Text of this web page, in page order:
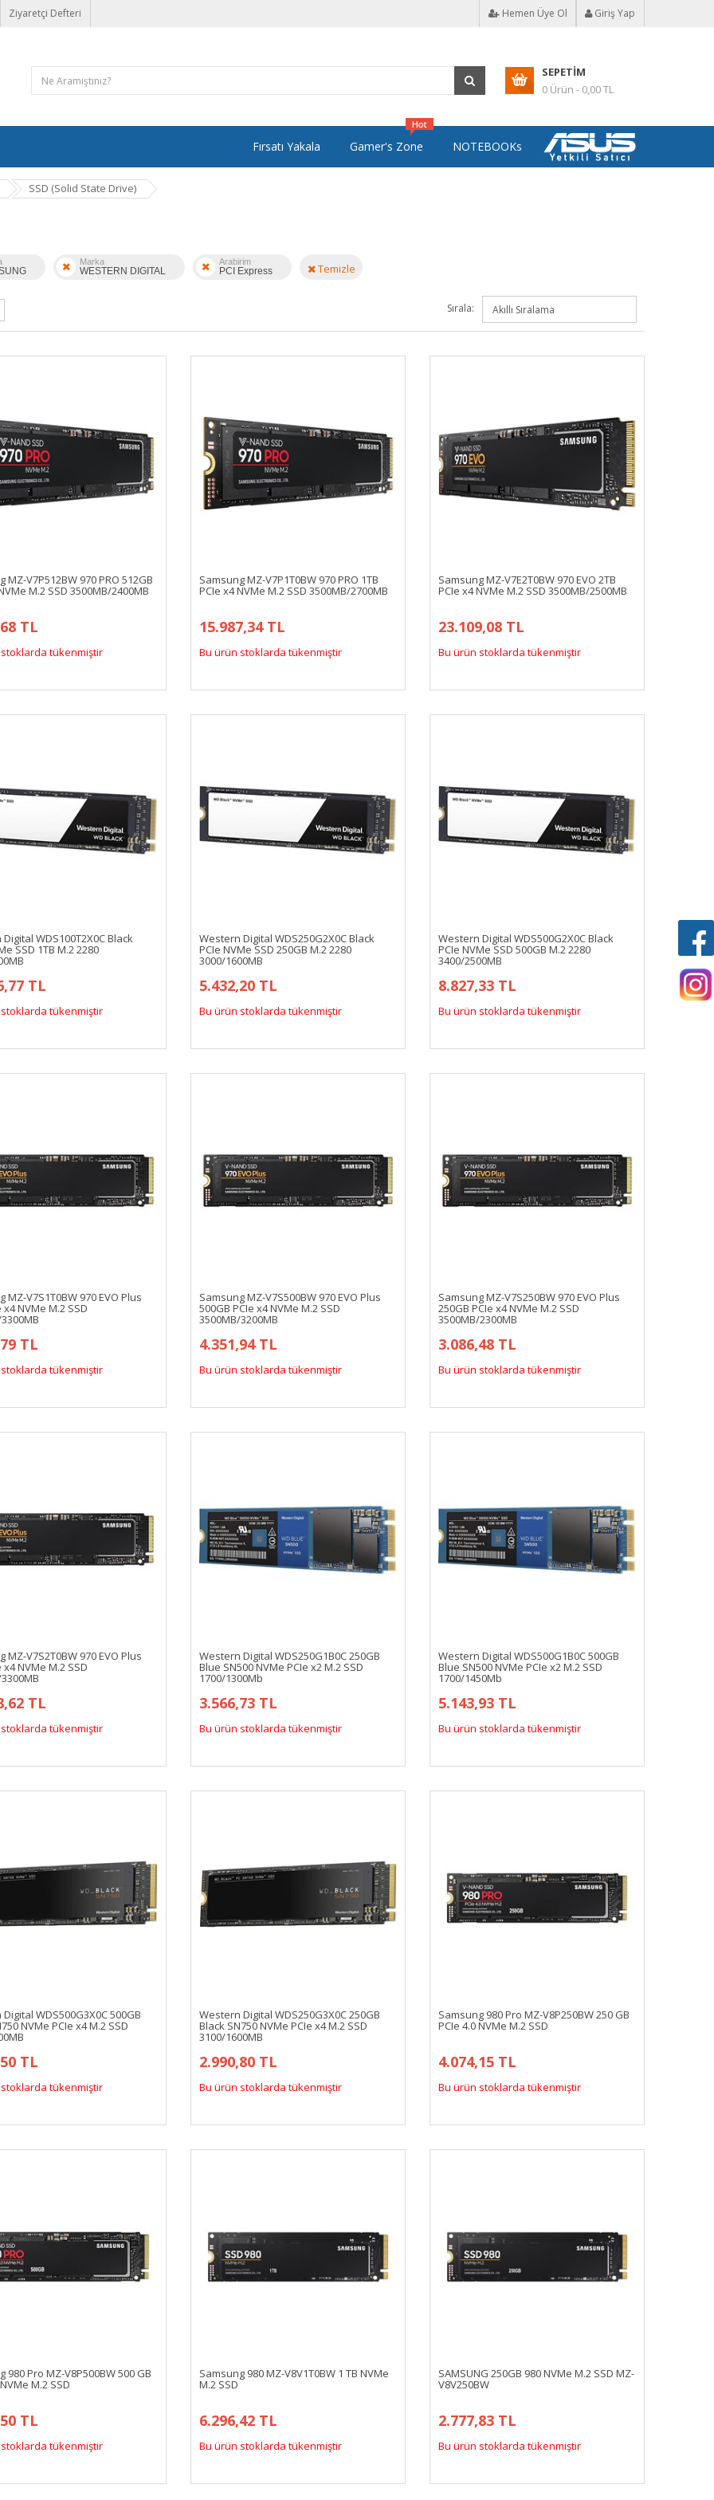
Ziyaretçi Defteri Hemen Üye Ol Giriş Yap
SEPETIM
0 Ürün - 0,00 TL
Fırsatı Yakala Gamer's Zone NOTEBOOKs
SSD (Solid State Drive)
Marka
WESTERN DIGITAL
Arabirim
PCI Express Temizle
Sırala:
MZ-V7P512BW 970 PRO 512GB
M.2 SSD 3500MB/2400MB
TL
tükenmiştir
Samsung MZ-V7P1T0BW 970 PRO 1TB
PCIe x4 NVMe M.2 SSD 3500MB/2700MB
15.987,34 TL
Bu ürün stoklarda tükenmiştir
Samsung MZ-V7E2T0BW 970 EVO 2TB
PCIe x4 NVMe M.2 SSD 3500MB/2500MB
23.109,08 TL
Bu ürün stoklarda tükenmiştir
WDS100T2X0C Black
SSD 1TB M.2 2280
TL
tükenmiştir
Western Digital WDS250G2X0C Black
PCIe NVMe SSD 250GB M.2 2280
3000/1600MB
5.432,20 TL
Bu ürün stoklarda tükenmiştir
Western Digital WDS500G2X0C Black
PCIe NVMe SSD 500GB M.2 2280
3400/2500MB
8.827,33 TL
Bu ürün stoklarda tükenmiştir
MZ-V7S1T0BW 970 EVO Plus
x4 NVMe M.2 SSD
TL
tükenmiştir
Samsung MZ-V7S500BW 970 EVO Plus
500GB PCIe x4 NVMe M.2 SSD
3500MB/3200MB
4.351,94 TL
Bu ürün stoklarda tükenmiştir
Samsung MZ-V7S250BW 970 EVO Plus
250GB PCIe x4 NVMe M.2 SSD
3500MB/2300MB
3.086,48 TL
Bu ürün stoklarda tükenmiştir
MZ-V7S2T0BW 970 EVO Plus
x4 NVMe M.2 SSD
TL
tükenmiştir
Western Digital WDS250G1B0C 250GB
Blue SN500 NVMe PCIe x2 M.2 SSD
1700/1300Mb
3.566,73 TL
Bu ürün stoklarda tükenmiştir
Western Digital WDS500G1B0C 500GB
Blue SN500 NVMe PCIe x2 M.2 SSD
1700/1450Mb
5.143,93 TL
Bu ürün stoklarda tükenmiştir
WDS500G3X0C 500GB
NVMe PCIe x4 M.2 SSD
TL
tükenmiştir
Western Digital WDS250G3X0C 250GB
Black SN750 NVMe PCIe x4 M.2 SSD
3100/1600MB
2.990,80 TL
Bu ürün stoklarda tükenmiştir
Samsung 980 Pro MZ-V8P250BW 250 GB
PCIe 4.0 NVMe M.2 SSD
4.074,15 TL
Bu ürün stoklarda tükenmiştir
980 Pro MZ-V8P500BW 500 GB
M.2 SSD
TL
tükenmiştir
Samsung 980 MZ-V8V1T0BW 1 TB NVMe
M.2 SSD
6.296,42 TL
Bu ürün stoklarda tükenmiştir
SAMSUNG 250GB 980 NVMe M.2 SSD MZ-
V8V250BW
2.777,83 TL
Bu ürün stoklarda tükenmiştir